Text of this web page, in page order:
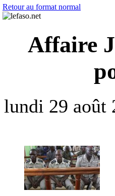
Retour au format normal
Affaire
lundi 29 août